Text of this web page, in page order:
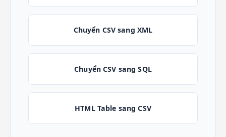
Chuyển CSV sang XML
Chuyển CSV sang SQL
HTML Table sang CSV